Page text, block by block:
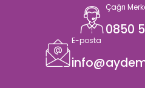
Çağrı
0850
E-posta